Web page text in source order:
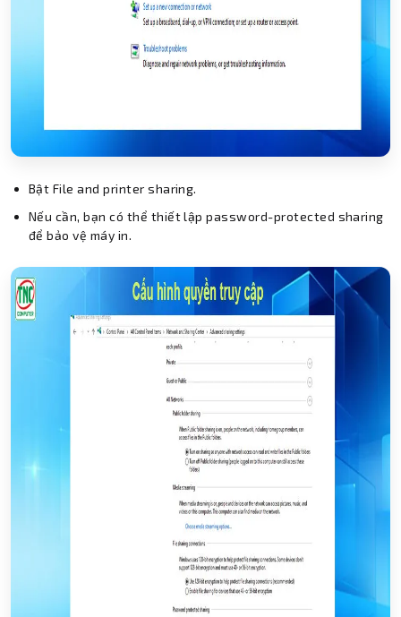
Bật File and printer sharing.
Nếu cần, bạn có thể thiết lập password-protected sharing
để bảo vệ máy in.